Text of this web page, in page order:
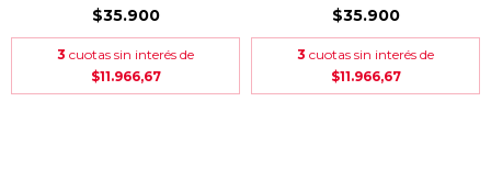
$35.900
3 cuotas sin interés de
$11.966,67
$35.900
3 cuotas sin interés de
$11.966,67